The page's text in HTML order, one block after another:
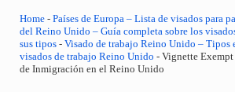
Home- Países de Europa – Lista de visados para
del Reino Unido – Guía completa sobre los
sus tipos- Visado de trabajo Reino Unido – Tipos
visados de trabajo Reino Unido - Vignette
de Inmigración en el Reino Unido